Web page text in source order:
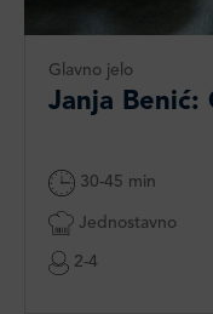
Glavno jelo
Janja Benić:
30-45 min
Jednostavno
2-4